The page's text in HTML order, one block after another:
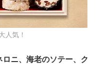
人気！
ロニ、海老のソテー、ク